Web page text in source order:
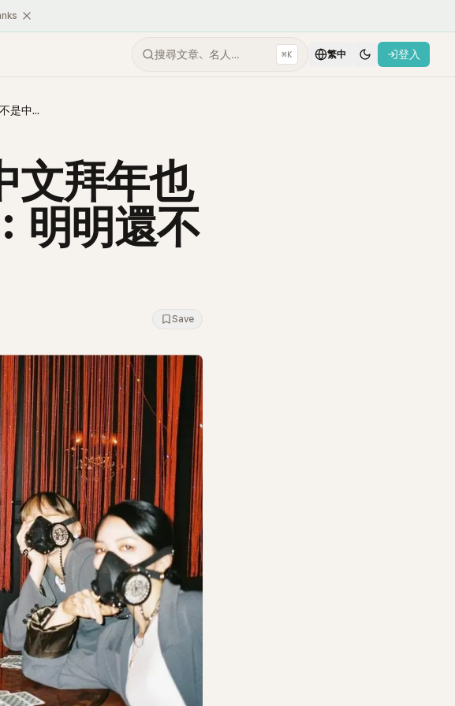
搜尋文章、名人… ⌘K 繁中 登入
【韓網熱帖】Lisa用中文拜年也被罵？韓網掀罵戰：明明還不是中國人
文拜年也
明明還不
Save